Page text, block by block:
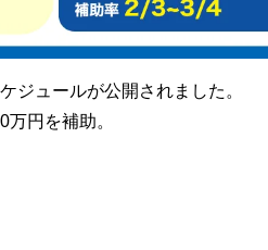
ジュールが公開されました。
円を補助。